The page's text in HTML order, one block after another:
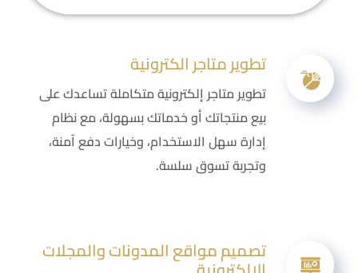
تطوير متاجر الكترونية
تطوير متاجر إلكترونية متكاملة تساعدك على
بيع منتجاتك أو خدماتك بسهولة، مع نظام
إدارة سهل الاستخدام، وخيارات دفع آمنة،
وتجربة تسوق سلسة.
تصميم مواقع المدونات والمجلات